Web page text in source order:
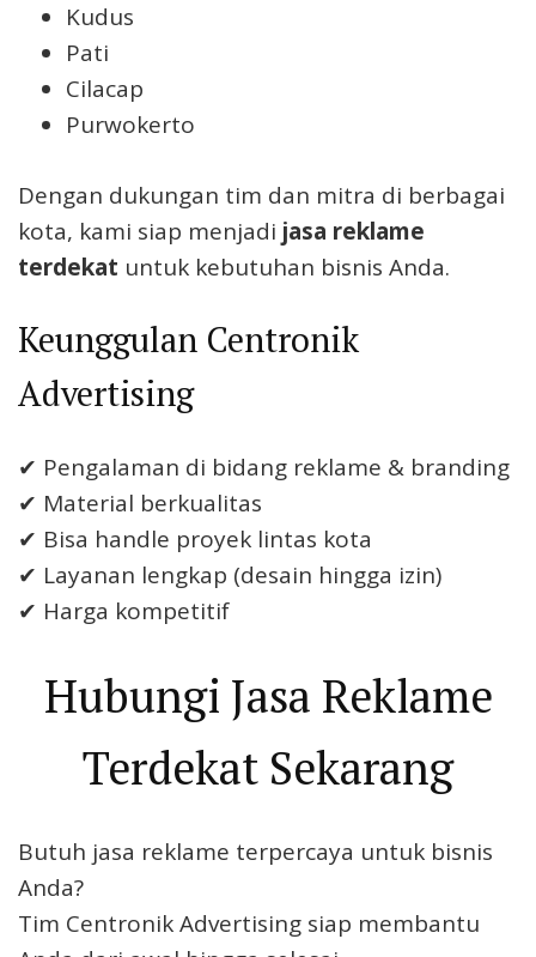
Kudus
Pati
Cilacap
Purwokerto
Dengan dukungan tim dan mitra di berbagai
kota, kami siap menjadi jasa reklame
terdekat untuk kebutuhan bisnis Anda.
Keunggulan Centronik
Advertising
✔ Pengalaman di bidang reklame & branding
✔ Material berkualitas
✔ Bisa handle proyek lintas kota
✔ Layanan lengkap (desain hingga izin)
✔ Harga kompetitif
Hubungi Jasa Reklame
Terdekat Sekarang
Butuh jasa reklame terpercaya untuk bisnis
Anda?
Tim Centronik Advertising siap membantu